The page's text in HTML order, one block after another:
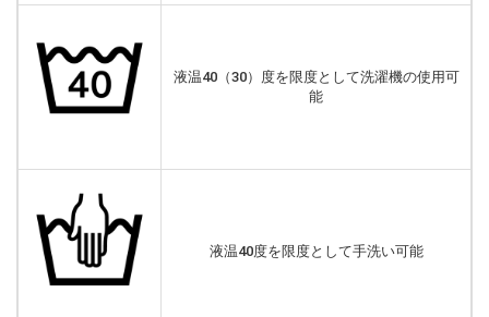
液温40（30）度を限度として洗濯機の使用可
能
液温40度を限度として手洗い可能